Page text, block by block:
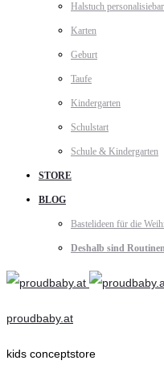
Halstuch personalisiebar
Karten
Geburt
Taufe
Kindergarten
Schulstart
Schule & Kindergarten
STORE
BLOG
Bastelideen für die
Deshalb sind
proudbaby.at
kids conceptstore